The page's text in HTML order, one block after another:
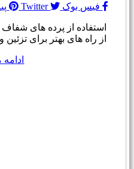
فیس بوک Twitter
استفاده از پرده های
از راه های بهتر برای